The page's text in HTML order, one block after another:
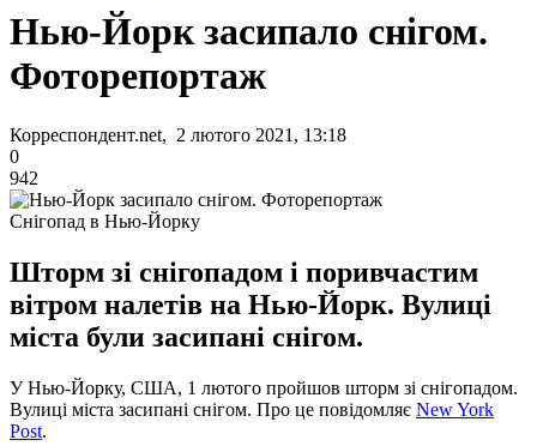
Нью-Йорк засипало снігом.
Фоторепортаж
Корреспондент.net, 2 лютого 2021, 13:18
0
942
Снігопад в Нью-Йорку
Шторм зі снігопадом і поривчастим
вітром налетів на Нью-Йорк. Вулиці
міста були засипані снігом.
У Нью-Йорку, США, 1 лютого пройшов шторм зі снігопадом.
Вулиці міста засипані снігом. Про це повідомляє New York
Post.